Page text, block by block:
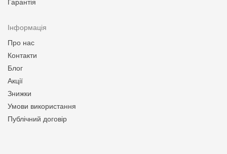
Гарантія
Інформація
Про нас
Контакти
Блог
Акції
Знижки
Умови використання
Публічний договір